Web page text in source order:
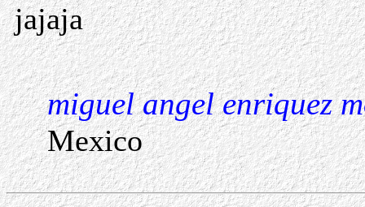
jajaja
miguel angel enriquez
Mexico